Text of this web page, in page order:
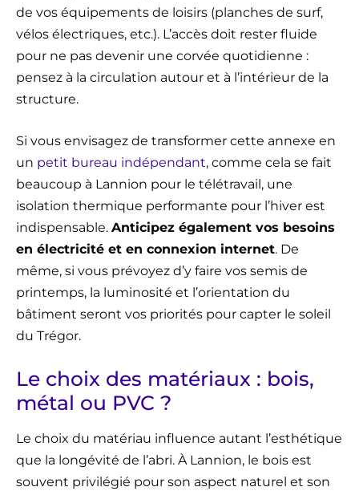
de vos équipements de loisirs (planches de surf,
vélos électriques, etc.). L’accès doit rester fluide
pour ne pas devenir une corvée quotidienne :
pensez à la circulation autour et à l’intérieur de la
structure.
Si vous envisagez de transformer cette annexe en
un petit bureau indépendant, comme cela se fait
beaucoup à Lannion pour le télétravail, une
isolation thermique performante pour l’hiver est
indispensable. Anticipez également vos besoins
en électricité et en connexion internet. De
même, si vous prévoyez d’y faire vos semis de
printemps, la luminosité et l’orientation du
bâtiment seront vos priorités pour capter le soleil
du Trégor.
Le choix des matériaux : bois,
métal ou PVC ?
Le choix du matériau influence autant l’esthétique
que la longévité de l’abri. À Lannion, le bois est
souvent privilégié pour son aspect naturel et son